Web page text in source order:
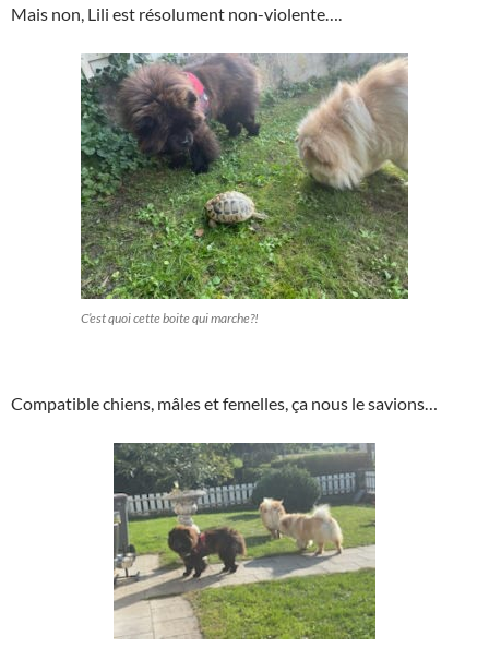
Mais non, Lili est résolument non-violente….
C’est quoi cette boite qui marche?!
Compatible chiens, mâles et femelles, ça nous le savions…